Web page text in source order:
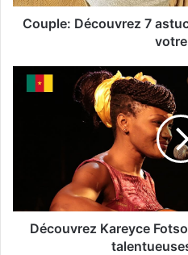
Couple: Découvrez 7
Découvrez Kareyce